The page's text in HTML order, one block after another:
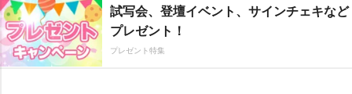
試写会、登壇イベント、サインチェキなど
プレゼント！
プレゼント特集